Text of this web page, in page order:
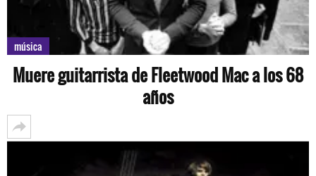
música
Muere guitarrista de Fleetwood Mac a los 68
años